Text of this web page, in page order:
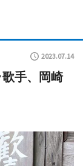
2023.07.14
手、岡崎